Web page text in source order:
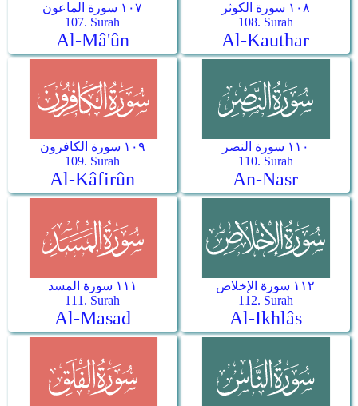
١٠٧ سورة الماعون
107. Surah
Al-Mâ'ûn
١٠٨ سورة الكوثر
108. Surah
Al-Kauthar
١٠٩ سورة الكافرون
109. Surah
Al-Kâfirûn
١١٠ سورة النصر
110. Surah
An-Nasr
١١١ سورة المسد
111. Surah
Al-Masad
١١٢ سورة الإخلاص
112. Surah
Al-Ikhlâs